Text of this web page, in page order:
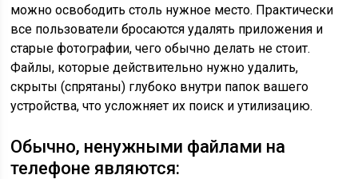
можно освободить столь нужное место. Практически
все пользователи бросаются удалять приложения и
старые фотографии, чего обычно делать не стоит.
Файлы, которые действительно нужно удалить,
скрыты (спрятаны) глубоко внутри папок вашего
устройства, что усложняет их поиск и утилизацию.
Обычно, ненужными файлами на
телефоне являются: